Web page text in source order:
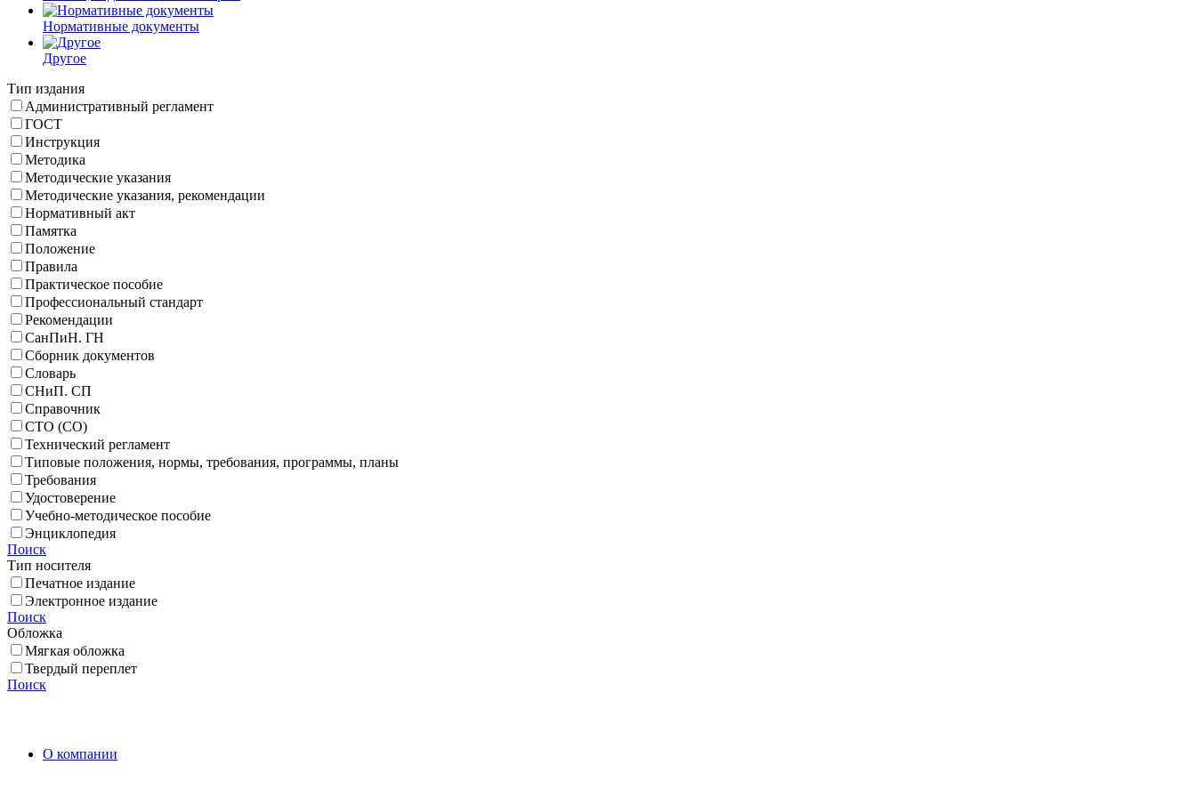
Нормативные документы
Другое
Тип издания
Административный регламент
ГОСТ
Инструкция
Методика
Методические указания
Методические указания, рекомендации
Нормативный акт
Памятка
Положение
Правила
Практическое пособие
Профессиональный стандарт
Рекомендации
СанПиН. ГН
Сборник документов
Словарь
СНиП. СП
Справочник
СТО (СО)
Технический регламент
Типовые положения, нормы, требования, программы, планы
Требования
Удостоверение
Учебно-методическое пособие
Энциклопедия
Поиск
Тип носителя
Печатное издание
Электронное издание
Поиск
Обложка
Мягкая обложка
Твердый переплет
Поиск
O компании